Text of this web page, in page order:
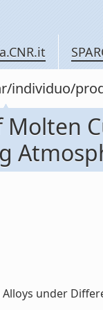
individuo/
Molten
under